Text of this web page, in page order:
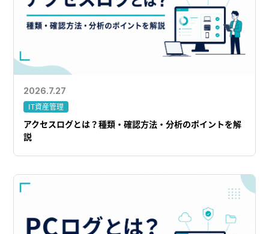
2026.7.27
IT資産管理
アクセスログとは？種類・確認方法・分析のポイントを解
説